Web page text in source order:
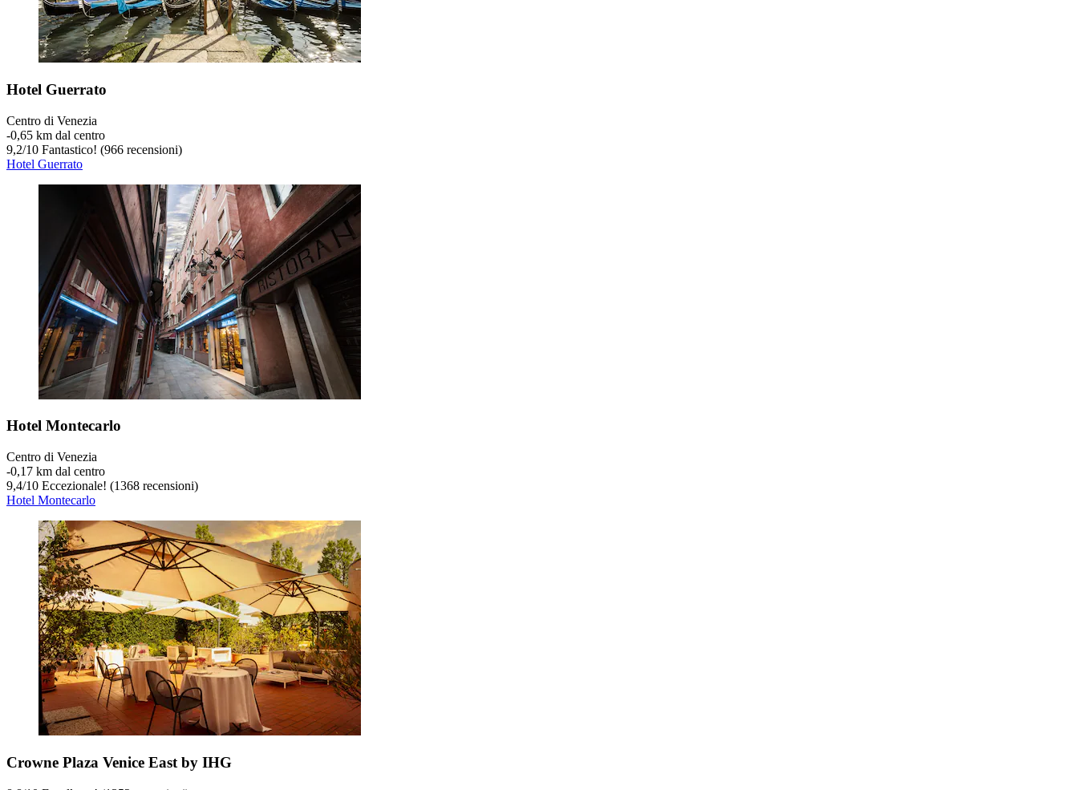
Hotel Guerrato
Centro di Venezia
‐0,65 km dal centro
9,2/10 Fantastico! (966 recensioni)
Hotel Guerrato
Hotel Montecarlo
Centro di Venezia
‐0,17 km dal centro
9,4/10 Eccezionale! (1368 recensioni)
Hotel Montecarlo
Crowne Plaza Venice East by IHG